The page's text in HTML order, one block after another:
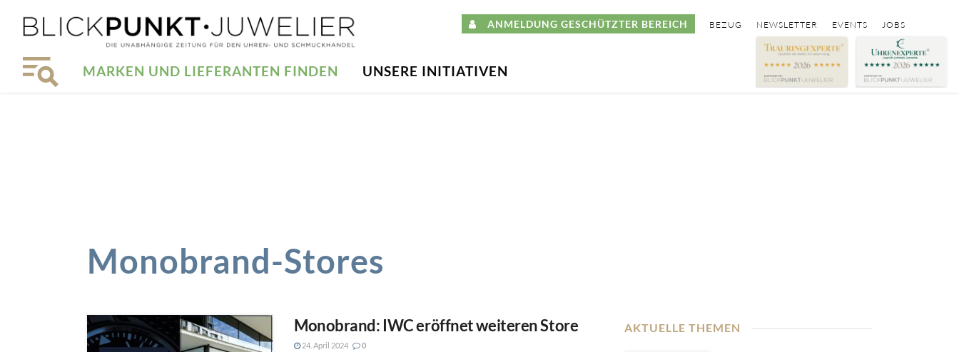
ANMELDUNG GESCHÜTZTER BEREICH BEZUG NEWSLETTER EVENTS JOBS
MARKEN UND LIEFERANTEN FINDEN UNSERE INITIATIVEN
Monobrand-Stores
Monobrand: IWC eröffnet weiteren Store
24. April 2024 0
AKTUELLE THEMEN